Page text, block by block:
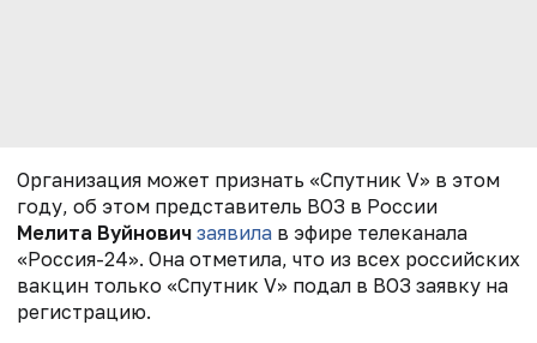
Организация может признать «Спутник V» в этом
году, об этом представитель ВОЗ в России
Мелита Вуйнович заявила в эфире телеканала
«Россия-24». Она отметила, что из всех российских
вакцин только «Спутник V» подал в ВОЗ заявку на
регистрацию.